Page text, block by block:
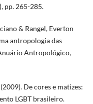
pp. 265-285.
& Rangel, Everton
antropologia das
Antropológico,
De cores e matizes:
LGBT brasileiro.